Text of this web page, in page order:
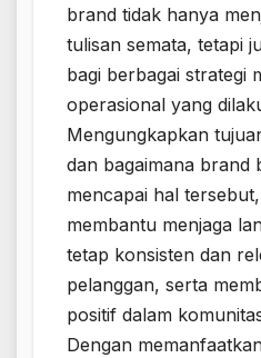
brand tidak hanya
tulisan semata, tetapi
bagi berbagai strategi
operasional yang
Mengungkapkan
dan bagaimana brand
mencapai hal
membantu menjaga
tetap konsisten dan
pelanggan, serta
positif dalam
Dengan